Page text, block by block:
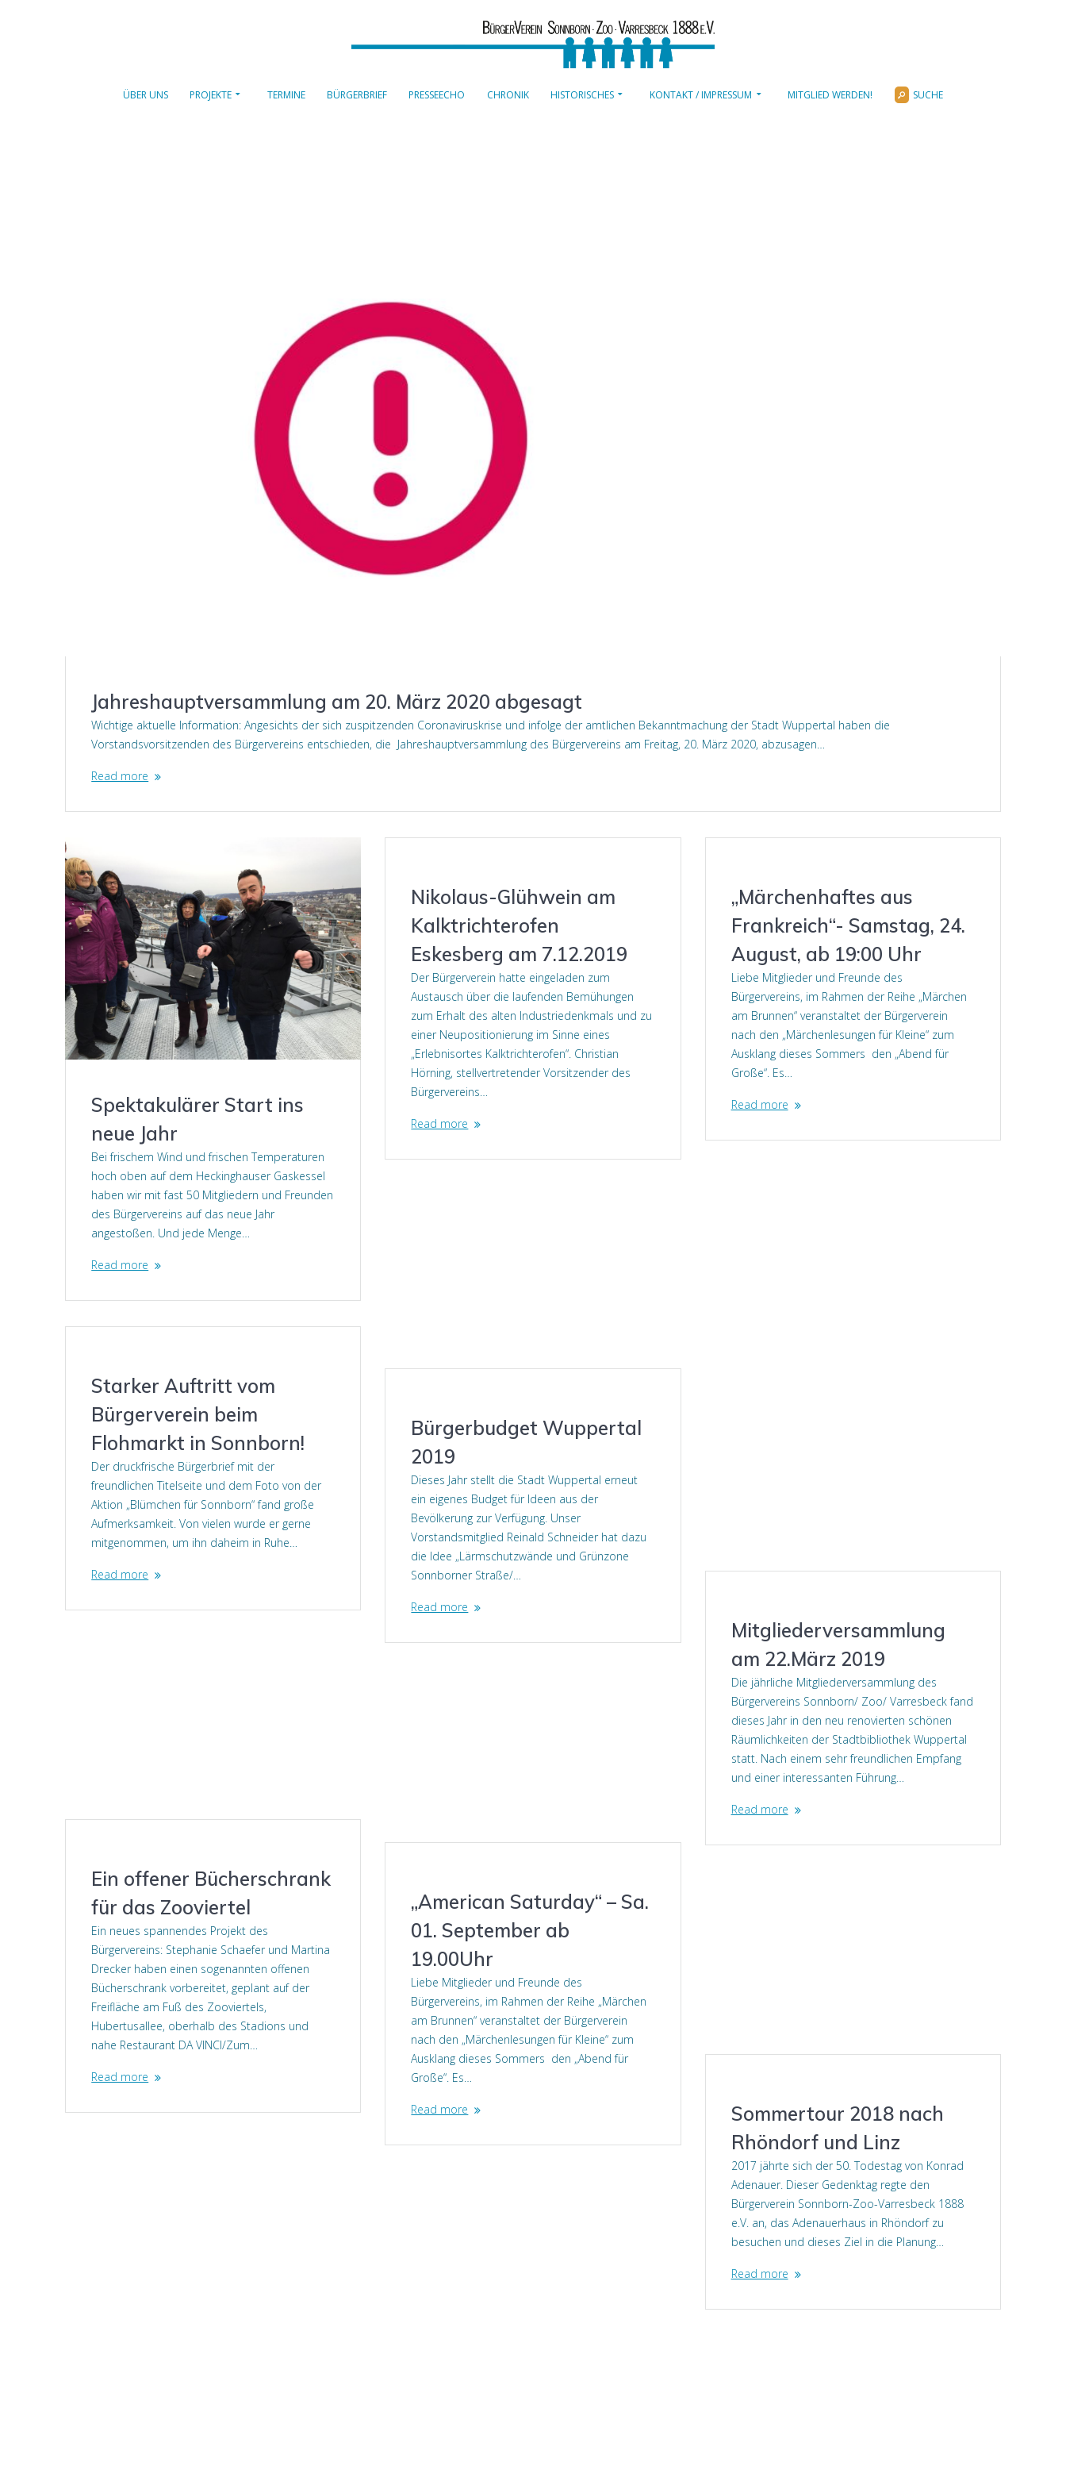
ÜBER UNS PROJEKTE TERMINE BÜRGERBRIEF PRESSEECHO CHRONIK HISTORISCHES KONTAKT / IMPRESSUM MITGLIED WERDEN! SUCHE
Jahreshauptversammlung am 20. März 2020 abgesagt
Wichtige aktuelle Information: Angesichts der sich zuspitzenden Coronaviruskrise und infolge der amtlichen Bekanntmachung der Stadt Wuppertal haben die
Vorstandsvorsitzenden des Bürgervereins entschieden, die Jahreshauptversammlung des Bürgervereins am Freitag, 20. März 2020, abzusagen…
Read more
Spektakulärer Start ins
neue Jahr
Bei frischem Wind und frischen Temperaturen
hoch oben auf dem Heckinghauser Gaskessel
haben wir mit fast 50 Mitgliedern und Freunden
des Bürgervereins auf das neue Jahr
angestoßen. Und jede Menge…
Read more
Nikolaus-Glühwein am
Kalktrichterofen
Eskesberg am 7.12.2019
Der Bürgerverein hatte eingeladen zum
Austausch über die laufenden Bemühungen
zum Erhalt des alten Industriedenkmals und zu
einer Neupositionierung im Sinne eines
„Erlebnisortes Kalktrichterofen“. Christian
Hörning, stellvertretender Vorsitzender des
Bürgervereins…
Read more
„Märchenhaftes aus
Frankreich“- Samstag, 24.
August, ab 19:00 Uhr
Liebe Mitglieder und Freunde des
Bürgervereins, im Rahmen der Reihe „Märchen
am Brunnen“ veranstaltet der Bürgerverein
nach den „Märchenlesungen für Kleine“ zum
Ausklang dieses Sommers den „Abend für
Große“. Es…
Read more
Starker Auftritt vom
Bürgerverein beim
Flohmarkt in Sonnborn!
Der druckfrische Bürgerbrief mit der
freundlichen Titelseite und dem Foto von der
Aktion „Blümchen für Sonnborn“ fand große
Aufmerksamkeit. Von vielen wurde er gerne
mitgenommen, um ihn daheim in Ruhe…
Read more
Bürgerbudget Wuppertal
2019
Dieses Jahr stellt die Stadt Wuppertal erneut
ein eigenes Budget für Ideen aus der
Bevölkerung zur Verfügung. Unser
Vorstandsmitglied Reinald Schneider hat dazu
die Idee „Lärmschutzwände und Grünzone
Sonnborner Straße/…
Read more
Mitgliederversammlung
am 22.März 2019
Die jährliche Mitgliederversammlung des
Bürgervereins Sonnborn/ Zoo/ Varresbeck fand
dieses Jahr in den neu renovierten schönen
Räumlichkeiten der Stadtbibliothek Wuppertal
statt. Nach einem sehr freundlichen Empfang
und einer interessanten Führung…
Read more
Ein offener Bücherschrank
für das Zooviertel
Ein neues spannendes Projekt des
Bürgervereins: Stephanie Schaefer und Martina
Drecker haben einen sogenannten offenen
Bücherschrank vorbereitet, geplant auf der
Freifläche am Fuß des Zooviertels,
Hubertusallee, oberhalb des Stadions und
nahe Restaurant DA VINCI/Zum…
Read more
„American Saturday“ – Sa.
01. September ab
19.00Uhr
Liebe Mitglieder und Freunde des
Bürgervereins, im Rahmen der Reihe „Märchen
am Brunnen“ veranstaltet der Bürgerverein
nach den „Märchenlesungen für Kleine“ zum
Ausklang dieses Sommers den „Abend für
Große“. Es…
Read more
Sommertour 2018 nach
Rhöndorf und Linz
2017 jährte sich der 50. Todestag von Konrad
Adenauer. Dieser Gedenktag regte den
Bürgerverein Sonnborn-Zoo-Varresbeck 1888
e.V. an, das Adenauerhaus in Rhöndorf zu
besuchen und dieses Ziel in die Planung…
Read more